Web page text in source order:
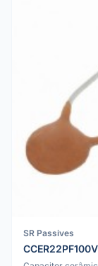
SR Passives